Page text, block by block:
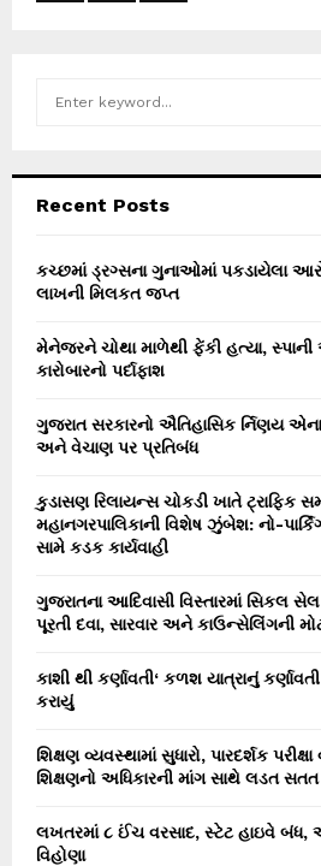
h
o
r
Recent Posts
કચ્છમાં ડ્રગ્સના ગુનાઓમાં પકડાયેલા
લાખની મિલકત જપ્ત
મેનેજરને ચોથા માળેથી ફેંકી હત્યા, સ્પાની
કારોબારનો પર્દાફાશ
ગુજરાત સરકારનો ઐતિહાસિક ર્નિણય
અને વેચાણ પર પ્રતિબંધ
કુડાસણ રિલાયન્સ ચોકડી ખાતે ટ્રાફિક
મહાનગરપાલિકાની વિશેષ ઝુંબેશ: નો-
સામે કડક કાર્યવાહી
ગુજરાતના આદિવાસી વિસ્તારમાં સિકલ
પૂરતી દવા, સારવાર અને કાઉન્સેલિંગની
કાશી થી કર્ણાવતી‘ કળશ યાત્રાનું
કરાયું
શિક્ષણ વ્યવસ્થામાં સુધારો, પારદર્શક
શિક્ષણનો અધિકારની માંગ સાથે લડત
લખતરમાં ૮ ઈંચ વરસાદ, સ્ટેટ હાઇવે બંધ,
વિહોણા